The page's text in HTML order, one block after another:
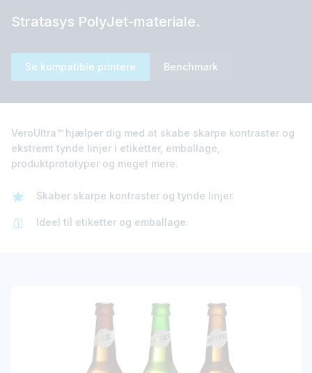
Stratasys PolyJet-materiale.
Se kompatible printere Benchmark
VeroUltra™ hjælper dig med at skabe skarpe kontraster og
ekstremt tynde linjer i etiketter, emballage,
produktprototyper og meget mere.
Skaber skarpe kontraster og tynde linjer.
Ideel til etiketter og emballage.